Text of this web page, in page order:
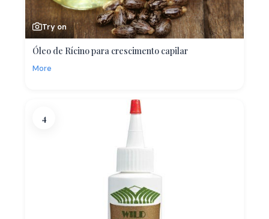
Try on
Óleo de Rícino para crescimento capilar
More
4